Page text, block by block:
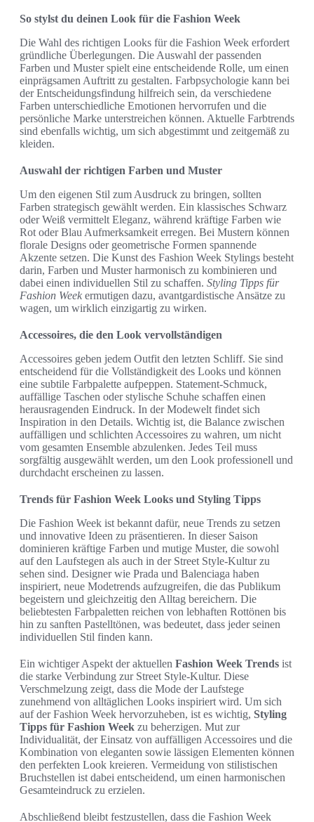
So stylst du deinen Look für die Fashion Week
Die Wahl des richtigen Looks für die Fashion Week erfordert
gründliche Überlegungen. Die Auswahl der passenden
Farben und Muster spielt eine entscheidende Rolle, um einen
einprägsamen Auftritt zu gestalten. Farbpsychologie kann bei
der Entscheidungsfindung hilfreich sein, da verschiedene
Farben unterschiedliche Emotionen hervorrufen und die
persönliche Marke unterstreichen können. Aktuelle Farbtrends
sind ebenfalls wichtig, um sich abgestimmt und zeitgemäß zu
kleiden.
Auswahl der richtigen Farben und Muster
Um den eigenen Stil zum Ausdruck zu bringen, sollten
Farben strategisch gewählt werden. Ein klassisches Schwarz
oder Weiß vermittelt Eleganz, während kräftige Farben wie
Rot oder Blau Aufmerksamkeit erregen. Bei Mustern können
florale Designs oder geometrische Formen spannende
Akzente setzen. Die Kunst des Fashion Week Stylings besteht
darin, Farben und Muster harmonisch zu kombinieren und
dabei einen individuellen Stil zu schaffen. Styling Tipps für
Fashion Week ermutigen dazu, avantgardistische Ansätze zu
wagen, um wirklich einzigartig zu wirken.
Accessoires, die den Look vervollständigen
Accessoires geben jedem Outfit den letzten Schliff. Sie sind
entscheidend für die Vollständigkeit des Looks und können
eine subtile Farbpalette aufpeppen. Statement-Schmuck,
auffällige Taschen oder stylische Schuhe schaffen einen
herausragenden Eindruck. In der Modewelt findet sich
Inspiration in den Details. Wichtig ist, die Balance zwischen
auffälligen und schlichten Accessoires zu wahren, um nicht
vom gesamten Ensemble abzulenken. Jedes Teil muss
sorgfältig ausgewählt werden, um den Look professionell und
durchdacht erscheinen zu lassen.
Trends für Fashion Week Looks und Styling Tipps
Die Fashion Week ist bekannt dafür, neue Trends zu setzen
und innovative Ideen zu präsentieren. In dieser Saison
dominieren kräftige Farben und mutige Muster, die sowohl
auf den Laufstegen als auch in der Street Style-Kultur zu
sehen sind. Designer wie Prada und Balenciaga haben
inspiriert, neue Modetrends aufzugreifen, die das Publikum
begeistern und gleichzeitig den Alltag bereichern. Die
beliebtesten Farbpaletten reichen von lebhaften Rottönen bis
hin zu sanften Pastelltönen, was bedeutet, dass jeder seinen
individuellen Stil finden kann.
Ein wichtiger Aspekt der aktuellen Fashion Week Trends ist
die starke Verbindung zur Street Style-Kultur. Diese
Verschmelzung zeigt, dass die Mode der Laufstege
zunehmend von alltäglichen Looks inspiriert wird. Um sich
auf der Fashion Week hervorzuheben, ist es wichtig, Styling
Tipps für Fashion Week zu beherzigen. Mut zur
Individualität, der Einsatz von auffälligen Accessoires und die
Kombination von eleganten sowie lässigen Elementen können
den perfekten Look kreieren. Vermeidung von stilistischen
Bruchstellen ist dabei entscheidend, um einen harmonischen
Gesamteindruck zu erzielen.
Abschließend bleibt festzustellen, dass die Fashion Week